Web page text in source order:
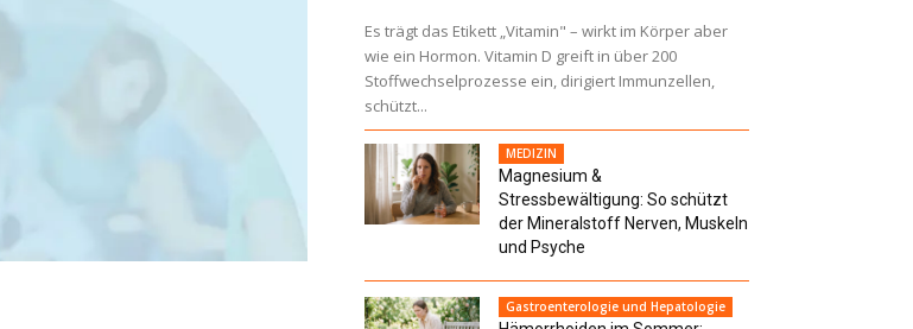
Es trägt das Etikett „Vitamin" – wirkt im Körper aber
wie ein Hormon. Vitamin D greift in über 200
Stoffwechselprozesse ein, dirigiert Immunzellen,
schützt...
MEDIZIN
Magnesium &
Stressbewältigung: So schützt
der Mineralstoff Nerven, Muskeln
und Psyche
Gastroenterologie und Hepatologie